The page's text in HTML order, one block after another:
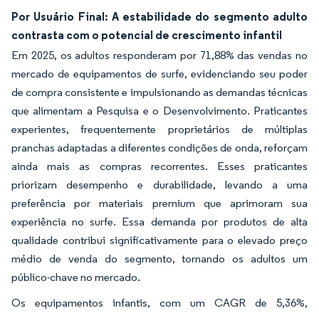
Por Usuário Final: A estabilidade do segmento adulto
contrasta com o potencial de crescimento infantil
Em 2025, os adultos responderam por 71,88% das vendas no
mercado de equipamentos de surfe, evidenciando seu poder
de compra consistente e impulsionando as demandas técnicas
que alimentam a Pesquisa e o Desenvolvimento. Praticantes
experientes, frequentemente proprietários de múltiplas
pranchas adaptadas a diferentes condições de onda, reforçam
ainda mais as compras recorrentes. Esses praticantes
priorizam desempenho e durabilidade, levando a uma
preferência por materiais premium que aprimoram sua
experiência no surfe. Essa demanda por produtos de alta
qualidade contribui significativamente para o elevado preço
médio de venda do segmento, tornando os adultos um
público-chave no mercado.
Os equipamentos infantis, com um CAGR de 5,36%,